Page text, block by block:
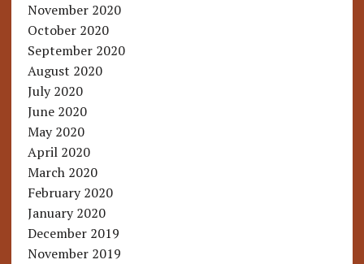
November 2020
October 2020
September 2020
August 2020
July 2020
June 2020
May 2020
April 2020
March 2020
February 2020
January 2020
December 2019
November 2019